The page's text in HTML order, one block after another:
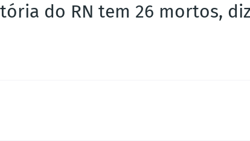
do RN tem 26 mortos,